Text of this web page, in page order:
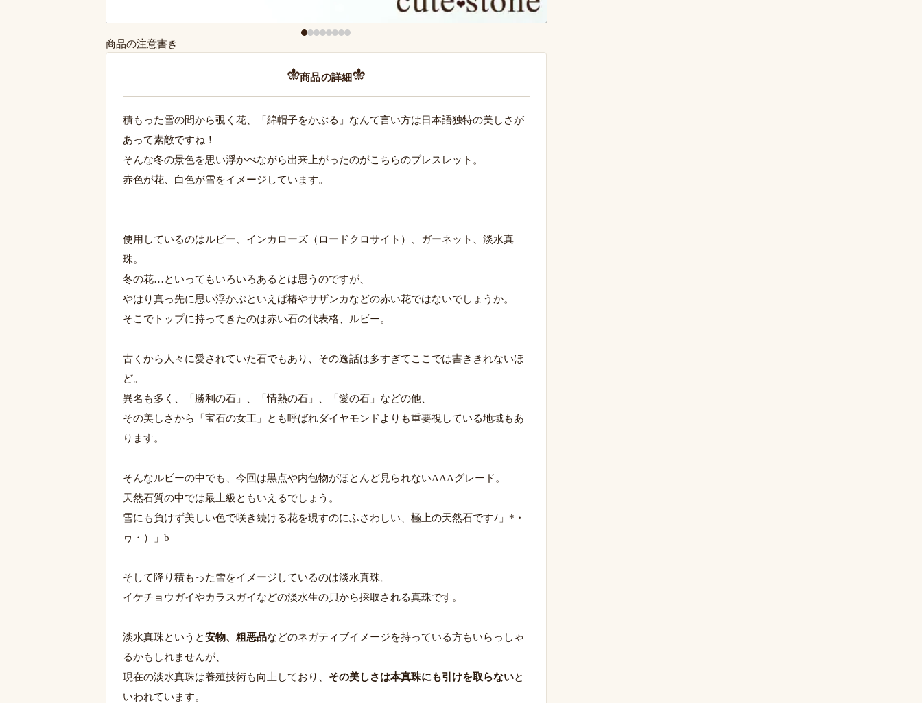
商品の注意書き
商品の詳細
積もった雪の間から覗く花、「綿帽子をかぶる」なんて言い方は日本語独特の美しさが
あって素敵ですね！
そんな冬の景色を思い浮かべながら出来上がったのがこちらのブレスレット。
赤色が花、白色が雪をイメージしています。
使用しているのはルビー、インカローズ（ロードクロサイト）、ガーネット、淡水真
珠。
冬の花…といってもいろいろあるとは思うのですが、
やはり真っ先に思い浮かぶといえば椿やサザンカなどの赤い花ではないでしょうか。
そこでトップに持ってきたのは赤い石の代表格、ルビー。
古くから人々に愛されていた石でもあり、その逸話は多すぎてここでは書ききれないほ
ど。
異名も多く、「勝利の石」、「情熱の石」、「愛の石」などの他、
その美しさから「宝石の女王」とも呼ばれダイヤモンドよりも重要視している地域もあ
ります。
そんなルビーの中でも、今回は黒点や内包物がほとんど見られないAAAグレード。
天然石質の中では最上級ともいえるでしょう。
雪にも負けず美しい色で咲き続ける花を現すのにふさわしい、極上の天然石ですﾉ」*・
ヮ・）」b
そして降り積もった雪をイメージしているのは淡水真珠。
イケチョウガイやカラスガイなどの淡水生の貝から採取される真珠です。
淡水真珠というと安物、粗悪品などのネガティブイメージを持っている方もいらっしゃ
るかもしれませんが、
現在の淡水真珠は養殖技術も向上しており、 その美しさは本真珠にも引けを取らないと
いわれています。